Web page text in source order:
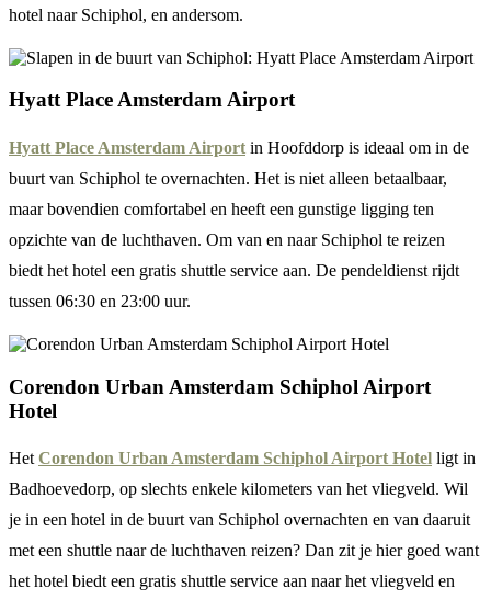
hotel naar Schiphol, en andersom.
Hyatt Place Amsterdam Airport
Hyatt Place Amsterdam Airport in Hoofddorp is ideaal om in de
buurt van Schiphol te overnachten. Het is niet alleen betaalbaar,
maar bovendien comfortabel en heeft een gunstige ligging ten
opzichte van de luchthaven. Om van en naar Schiphol te reizen
biedt het hotel een gratis shuttle service aan. De pendeldienst rijdt
tussen 06:30 en 23:00 uur.
Corendon Urban Amsterdam Schiphol Airport
Hotel
HetCorendon Urban Amsterdam Schiphol Airport Hotel ligt in
Badhoevedorp, op slechts enkele kilometers van het vliegveld. Wil
je in een hotel in de buurt van Schiphol overnachten en van daaruit
met een shuttle naar de luchthaven reizen? Dan zit je hier goed want
het hotel biedt een gratis shuttle service aan naar het vliegveld en